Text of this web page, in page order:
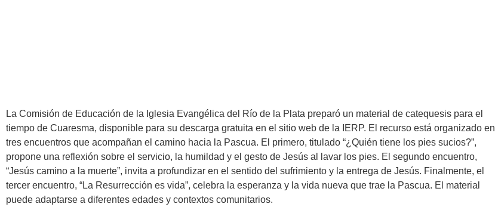
La Comisión de Educación de la Iglesia Evangélica del Río de la Plata preparó un material de catequesis para el
tiempo de Cuaresma, disponible para su descarga gratuita en el sitio web de la IERP. El recurso está organizado en
tres encuentros que acompañan el camino hacia la Pascua. El primero, titulado “¿Quién tiene los pies sucios?”,
propone una reflexión sobre el servicio, la humildad y el gesto de Jesús al lavar los pies. El segundo encuentro,
“Jesús camino a la muerte”, invita a profundizar en el sentido del sufrimiento y la entrega de Jesús. Finalmente, el
tercer encuentro, “La Resurrección es vida”, celebra la esperanza y la vida nueva que trae la Pascua. El material
puede adaptarse a diferentes edades y contextos comunitarios.